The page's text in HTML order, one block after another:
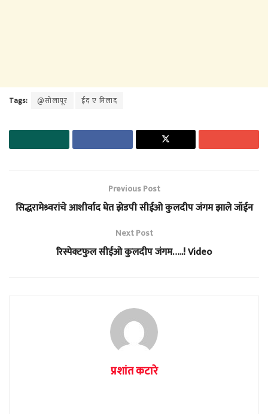
Tags: @सोलापूर ईद ए मिलाद
Previous Post
सिद्धरामेश्र्वरांचे आशीर्वाद घेत झेडपी सीईओ कुलदीप जंगम झाले जॉईन
Next Post
रिस्पेक्टफुल सीईओ कुलदीप जंगम…..! Video
प्रशांत कटारे